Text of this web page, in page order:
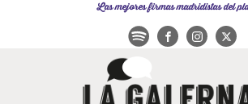
Las mejores firmas madridistas del